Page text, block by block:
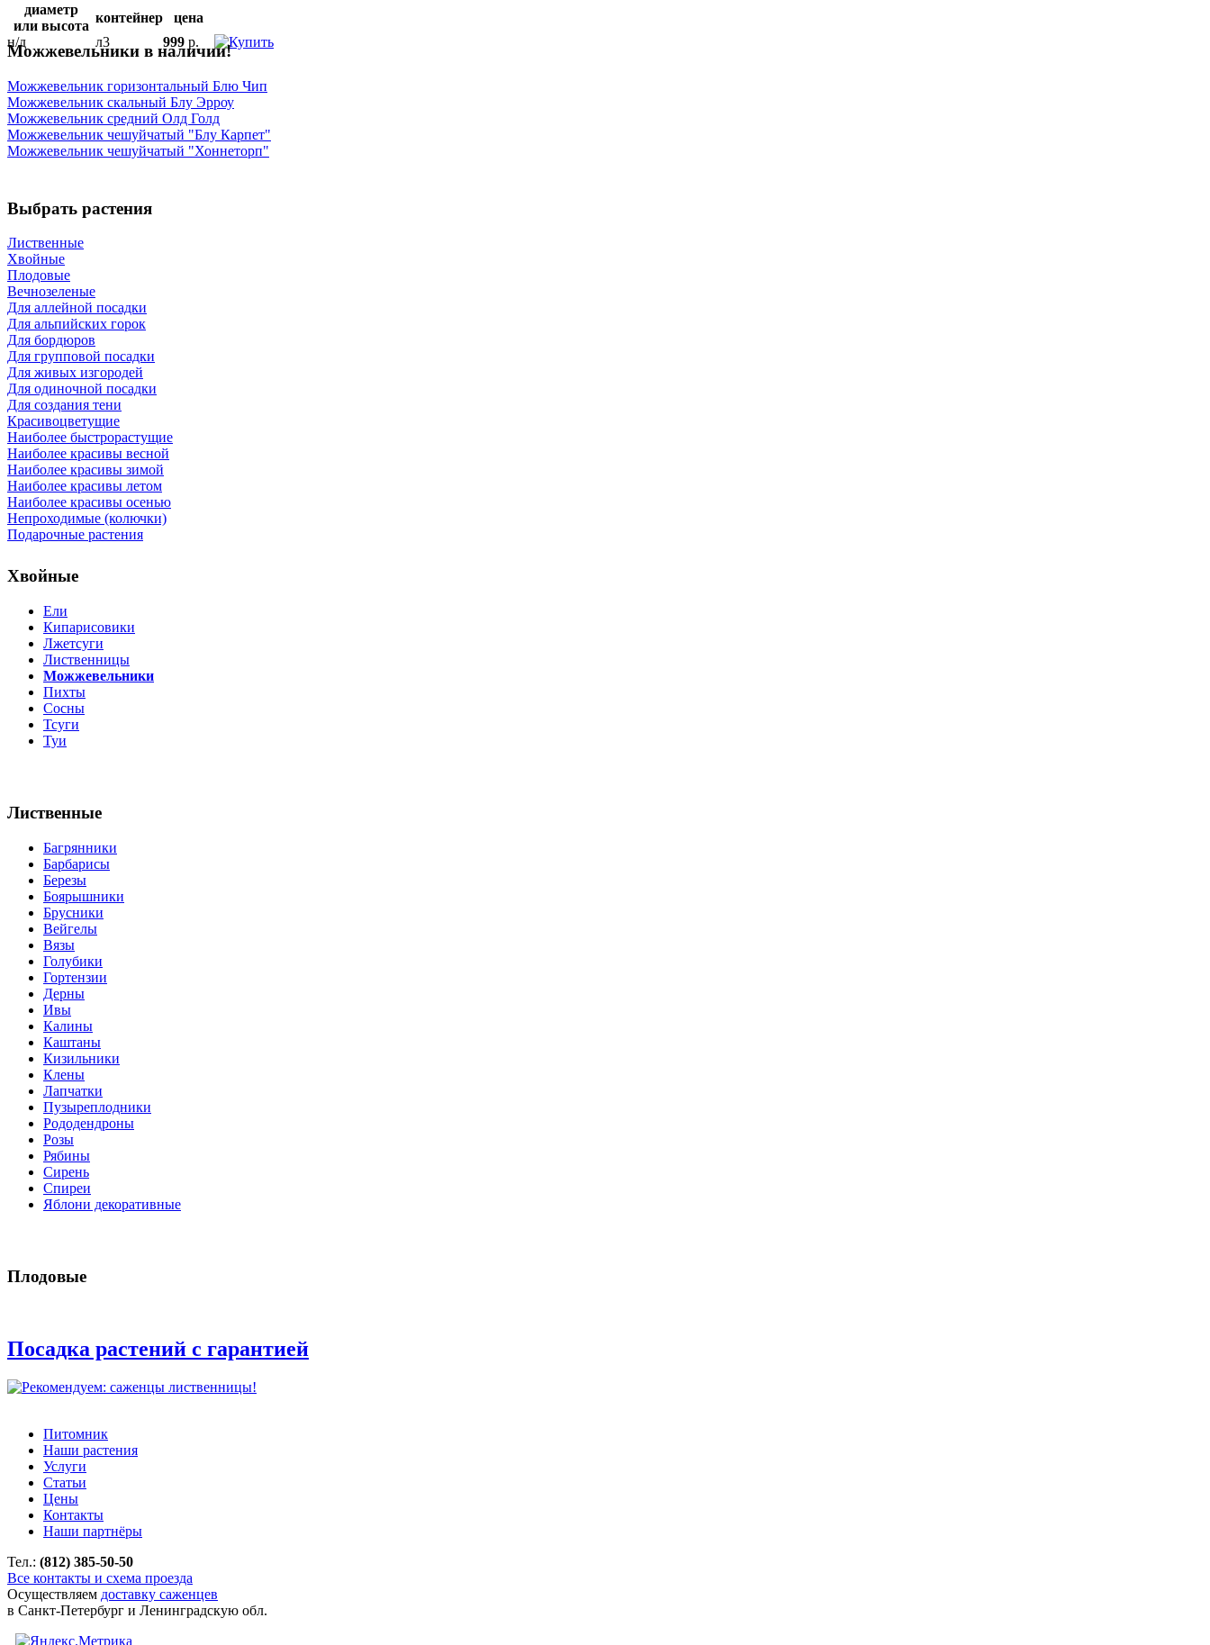
диаметр
или высота
контейнер
цена
н/д
л3 999 р.
Можжевельники в наличии!
Можжевельник горизонтальный Блю Чип
Можжевельник скальный Блу Эрроу
Можжевельник средний Олд Голд
Можжевельник чешуйчатый "Блу Карпет"
Можжевельник чешуйчатый "Хоннеторп"
Выбрать растения
Лиственные
Хвойные
Плодовые
Вечнозеленые
Для аллейной посадки
Для альпийских горок
Для бордюров
Для групповой посадки
Для живых изгородей
Для одиночной посадки
Для создания тени
Красивоцветущие
Наиболее быстрорастущие
Наиболее красивы весной
Наиболее красивы зимой
Наиболее красивы летом
Наиболее красивы осенью
Непроходимые (колючки)
Подарочные растения
Хвойные
Ели
Кипарисовики
Лжетсуги
Лиственницы
Можжевельники
Пихты
Сосны
Тсуги
Туи
Лиственные
Багрянники
Барбарисы
Березы
Боярышники
Брусники
Вейгелы
Вязы
Голубики
Гортензии
Дерны
Ивы
Калины
Каштаны
Кизильники
Клены
Лапчатки
Пузыреплодники
Рододендроны
Розы
Рябины
Сирень
Спиреи
Яблони декоративные
Плодовые
Посадка растений с гарантией
Питомник
Наши растения
Услуги
Статьи
Цены
Контакты
Наши партнёры
Тел.: (812) 385-50-50
Все контакты и схема проезда
Осуществляем доставку саженцев
в Санкт-Петербург и Ленинградскую обл.